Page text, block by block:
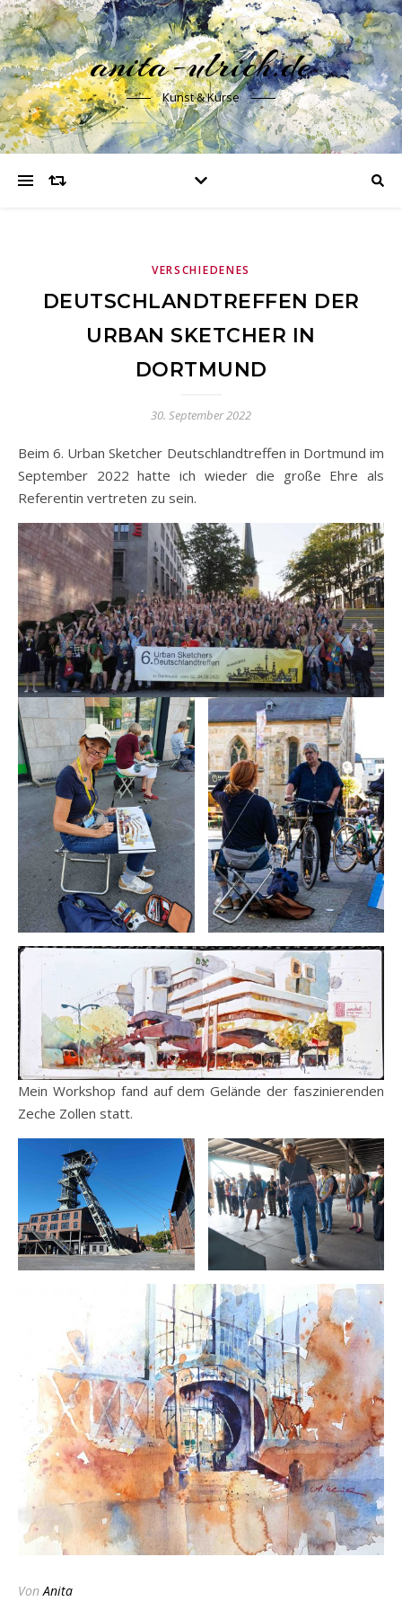
anita-ulrich.de
Kunst & Kurse
VERSCHIEDENES
DEUTSCHLANDTREFFEN DER
URBAN SKETCHER IN
DORTMUND
30. September 2022
Beim 6. Urban Sketcher Deutschlandtreffen in Dortmund im
September 2022 hatte ich wieder die große Ehre als
Referentin vertreten zu sein.
Mein Workshop fand auf dem Gelände der faszinierenden
Zeche Zollen statt.
VonAnita